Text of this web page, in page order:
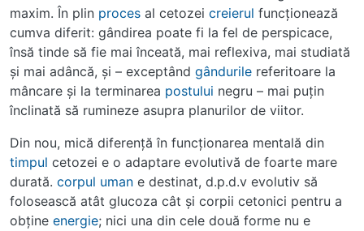
maxim. În plin proces al cetozei creierul funcţionează
cumva diferit: gândirea poate fi la fel de perspicace,
însă tinde să fie mai înceată, mai reflexiva, mai studiată
şi mai adâncă, şi – exceptând gândurile referitoare la
mâncare şi la terminarea postului negru – mai puţin
înclinată să rumineze asupra planurilor de viitor.
Din nou, mică diferenţă în funcţionarea mentală din
timpul cetozei e o adaptare evolutivă de foarte mare
durată. corpul uman e destinat, d.p.d.v evolutiv să
folosească atât glucoza cât şi corpii cetonici pentru a
obţine energie; nici una din cele două forme nu e